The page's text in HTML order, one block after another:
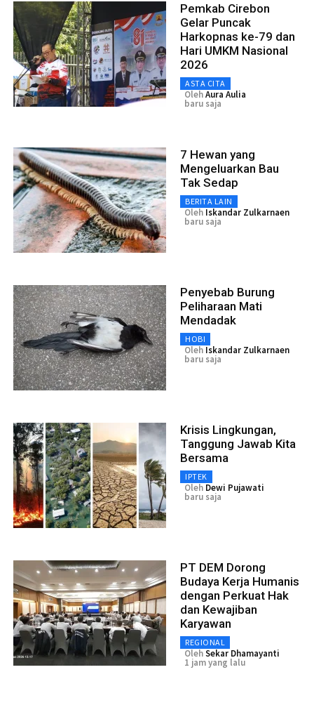
Pemkab Cirebon
Gelar Puncak
Harkopnas ke-79 dan
Hari UMKM Nasional
2026
ASTA CITA
OlehAura Aulia
baru saja
7 Hewan yang
Mengeluarkan Bau
Tak Sedap
BERITA LAIN
Oleh Iskandar Zulkarnaen
baru saja
Penyebab Burung
Peliharaan Mati
Mendadak
HOBI
Oleh Iskandar Zulkarnaen
baru saja
Krisis Lingkungan,
Tanggung Jawab Kita
Bersama
IPTEK
Oleh Dewi Pujawati
baru saja
PT DEM Dorong
Budaya Kerja Humanis
dengan Perkuat Hak
dan Kewajiban
Karyawan
REGIONAL
OlehSekar Dhamayanti
1 jam yang lalu